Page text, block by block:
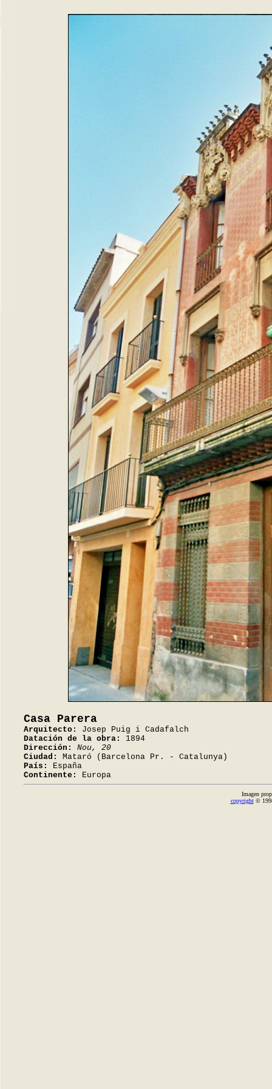
Casa Parera
Arquitecto:
Josep Puig i Cadafalch
Datación de la obra:
1894
Dirección:
Nou, 20
Ciudad:
Mataró (Barcelona Pr. - Catalunya)
País:
España
Continente:
Europa
Imagen
copyright©